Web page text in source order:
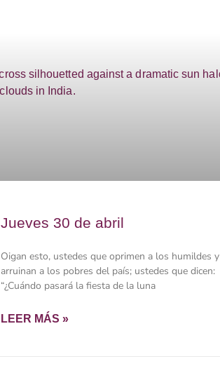
Jueves 30 de abril
Oigan esto, ustedes que oprimen a los humildes y
arruinan a los pobres del país; ustedes que dicen:
“¿Cuándo pasará la fiesta de la luna
LEER MÁS »